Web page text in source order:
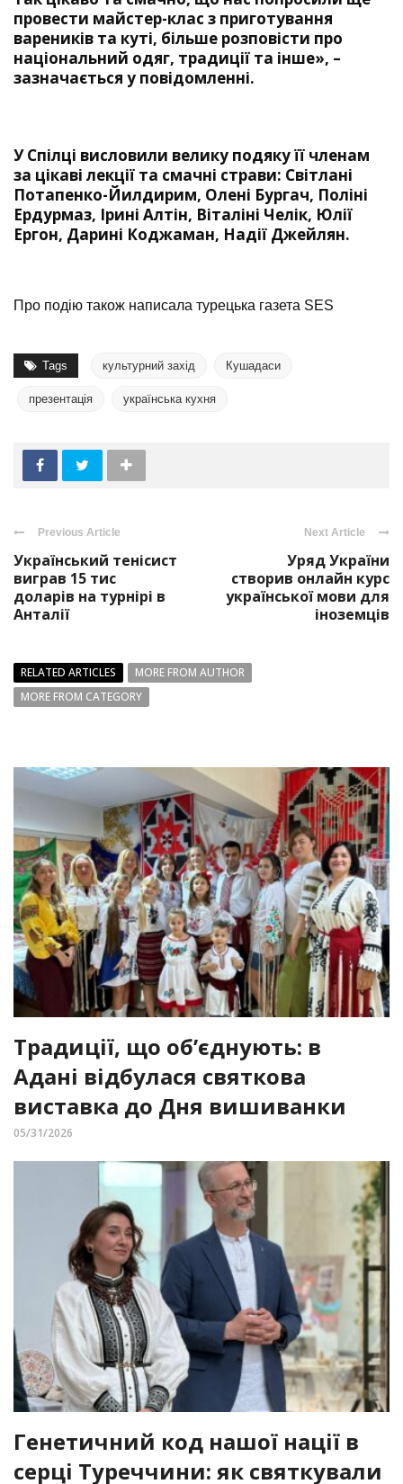
провести майстер-клас з приготування
вареників та куті, більше розповісти про
національний одяг, традиції та інше», –
зазначається у повідомленні.
У Спілці висловили велику подяку її членам
за цікаві лекції та смачні страви: Світлані
Потапенко-Йилдирим, Олені Бургач, Поліні
Ердурмаз, Ірині Алтін, Віталіні Челік, Юлії
Ергон, Дарині Коджаман, Надії Джейлян.
Про подію також написала турецька газета SES
Tags культурний захід Кушадаси
презентація українська кухня
Previous Article
Український тенісист
виграв 15 тис
доларів на турнірі в
Анталії
Next Article
Уряд України
створив онлайн курс
української мови для
іноземців
RELATED ARTICLES
MORE FROM AUTHOR
MORE FROM CATEGORY
Традиції, що об’єднують: в
Адані відбулася святкова
виставка до Дня вишиванки
05/31/2026
Генетичний код нашої нації в
серці Туреччини: як святкували